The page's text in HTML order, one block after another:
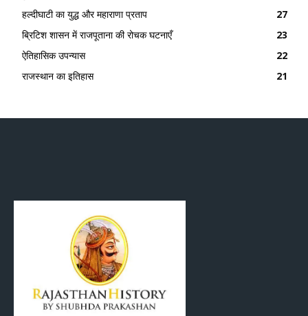
हल्दीघाटी का युद्ध और महाराणा प्रताप
27
ब्रिटिश शासन में राजपूताना की रोचक घटनाएँ
23
ऐतिहासिक उपन्यास
22
राजस्थान का इतिहास
21